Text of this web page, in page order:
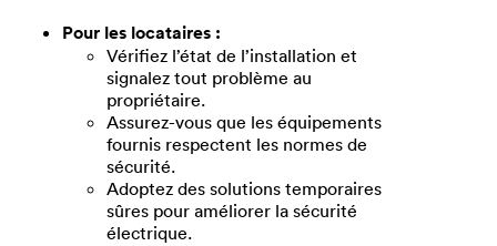
Pour les locataires :
Vérifiez l’état de l’installation et
signalez tout problème au
propriétaire.
Assurez-vous que les équipements
fournis respectent les normes de
sécurité.
Adoptez des solutions temporaires
sûres pour améliorer la sécurité
électrique.